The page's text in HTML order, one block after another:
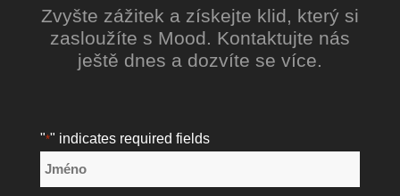
Zvyšte zážitek a získejte klid, který si
zasloužíte s Mood. Kontaktujte nás
ještě dnes a dozvíte se více.
"*" indicates required fields
Název
*